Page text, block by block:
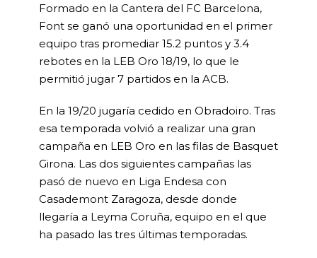
Formado en la Cantera del FC Barcelona,
Font se ganó una oportunidad en el primer
equipo tras promediar 15.2 puntos y 3.4
rebotes en la LEB Oro 18/19, lo que le
permitió jugar 7 partidos en la ACB.
En la 19/20 jugaría cedido en Obradoiro. Tras
esa temporada volvió a realizar una gran
campaña en LEB Oro en las filas de Basquet
Girona. Las dos siguientes campañas las
pasó de nuevo en Liga Endesa con
Casademont Zaragoza, desde donde
llegaría a Leyma Coruña, equipo en el que
ha pasado las tres últimas temporadas.